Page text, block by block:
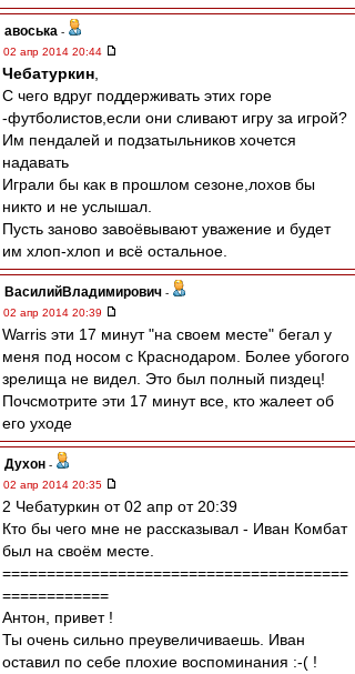
авоська -
02 апр 2014 20:44
Чебатуркин
С чего вдруг поддерживать этих горе
-футболистов,если они сливают игру за игрой?
Им пендалей и подзатыльников хочется
надавать
Играли бы как в прошлом сезоне,лохов бы
никто и не услышал.
Пусть заново завоёвывают уважение и будет
им хлоп-хлоп и всё остальное.
ВасилийВладимирович -
02 апр 2014 20:39
Warris эти 17 минут "на своем месте" бегал у
меня под носом с Краснодаром. Более убогого
зрелища не видел. Это был полный пиздец!
Почсмотрите эти 17 минут все, кто жалеет об
его уходе
Духон -
02 апр 2014 20:35
2 Чебатуркин от 02 апр от 20:39
Кто бы чего мне не рассказывал - Иван Комбат
был на своём месте.
=======================================
============
Антон, привет !
Ты очень сильно преувеличиваешь. Иван
оставил по себе плохие воспоминания :-( !